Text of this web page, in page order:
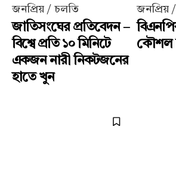
জনপ্রিয় / চলতি
জাতিসংঘের প্রতিবেদন –
বিশ্বে প্রতি ১০ মিনিটে
একজন নারী নিকটজনের
হাতে খুন
জনপ্রিয়
কৌশল